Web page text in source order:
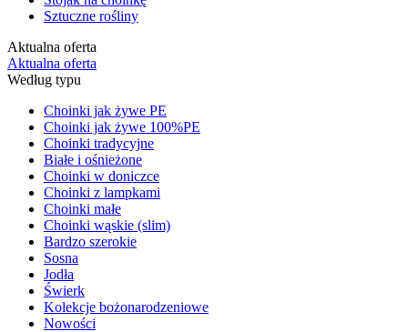
Sztuczne rośliny
Aktualna oferta
Aktualna oferta
Według typu
Choinki jak żywe PE
Choinki jak żywe 100%PE
Choinki tradycyjne
Białe i ośnieżone
Choinki w doniczce
Choinki z lampkami
Choinki małe
Choinki wąskie (slim)
Bardzo szerokie
Sosna
Jodła
Świerk
Kolekcje bożonarodzeniowe
Nowości